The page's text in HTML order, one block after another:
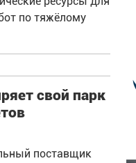
по тяжёлому
свой парк
поставщик